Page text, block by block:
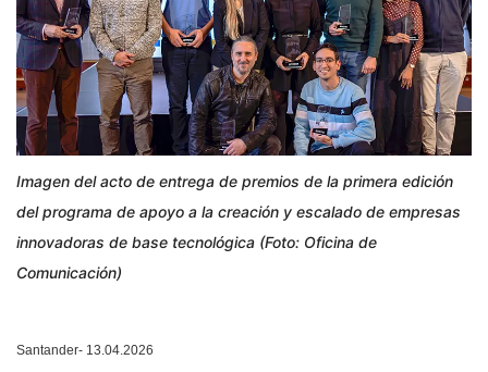
Imagen del acto de entrega de premios de la primera edición
del programa de apoyo a la creación y escalado de empresas
innovadoras de base tecnológica (Foto: Oficina de
Comunicación)
Santander- 13.04.2026